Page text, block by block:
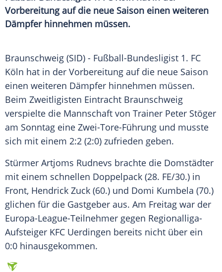
Vorbereitung auf die neue Saison einen weiteren
Dämpfer hinnehmen müssen.
Braunschweig (SID) - Fußball-Bundesligist 1. FC
Köln hat in der Vorbereitung auf die neue Saison
einen weiteren Dämpfer hinnehmen müssen.
Beim Zweitligisten Eintracht Braunschweig
verspielte die Mannschaft von Trainer Peter Stöger
am Sonntag eine Zwei-Tore-Führung und musste
sich mit einem 2:2 (2:0) zufrieden geben.
Stürmer Artjoms Rudnevs brachte die Domstädter
mit einem schnellen Doppelpack (28. FE/30.) in
Front, Hendrick Zuck (60.) und Domi Kumbela (70.)
glichen für die Gastgeber aus. Am Freitag war der
Europa-League-Teilnehmer gegen Regionalliga-
Aufsteiger KFC Uerdingen bereits nicht über ein
0:0 hinausgekommen.